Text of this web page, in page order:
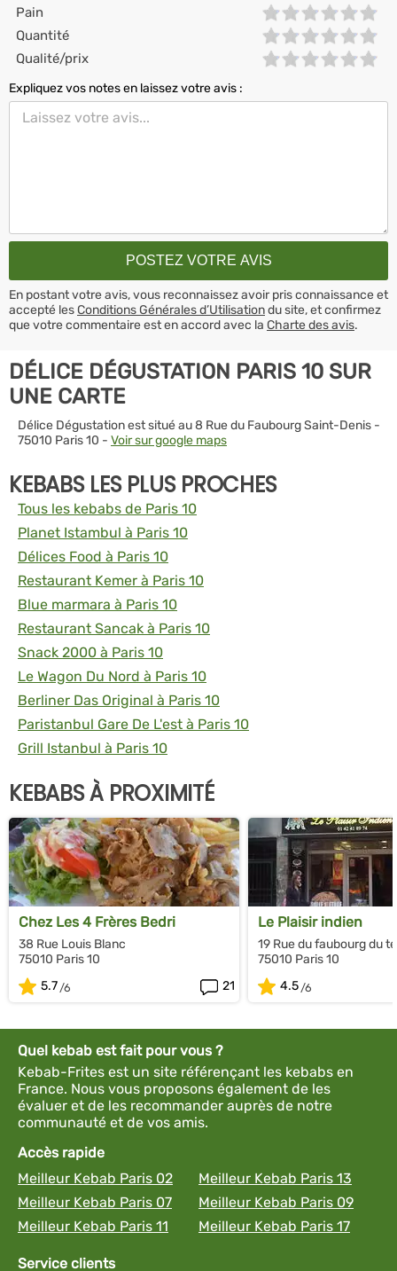
Pain
Quantité
Qualité/prix
Expliquez vos notes en laissez votre avis :
En postant votre avis, vous reconnaissez avoir pris connaissance et
accepté lesConditions Générales d’Utilisationdu site, et confirmez
que votre commentaire est en accord avec la Charte des avis.
DÉLICE DÉGUSTATION PARIS 10 SUR
UNE CARTE
Délice Dégustation est situé au 8 Rue du Faubourg Saint-Denis -
75010 Paris 10 - Voir sur google maps
KEBABS LES PLUS PROCHES
Tous les kebabs de Paris 10
Planet Istambul à Paris 10
Délices Food à Paris 10
Restaurant Kemer à Paris 10
Blue marmara à Paris 10
Restaurant Sancak à Paris 10
Snack 2000 à Paris 10
Le Wagon Du Nord à Paris 10
Berliner Das Original à Paris 10
Paristanbul Gare De L'est à Paris 10
Grill Istanbul à Paris 10
KEBABS À PROXIMITÉ
Chez Les 4 Frères Bedri
38 Rue Louis Blanc
75010 Paris 10
5.7
21
Le Plaisir indien
19 Rue du faubourg du
75010 Paris 10
4.5
Quel kebab est fait pour vous ?
Kebab-Frites est un site référençant les kebabs en
France. Nous vous proposons également de les
évaluer et de les recommander auprès de notre
communauté et de vos amis.
Accès rapide
Meilleur Kebab Paris 02
Meilleur Kebab Paris 13
Meilleur Kebab Paris 07
Meilleur Kebab Paris 09
Meilleur Kebab Paris 11
Meilleur Kebab Paris 17
Service clients